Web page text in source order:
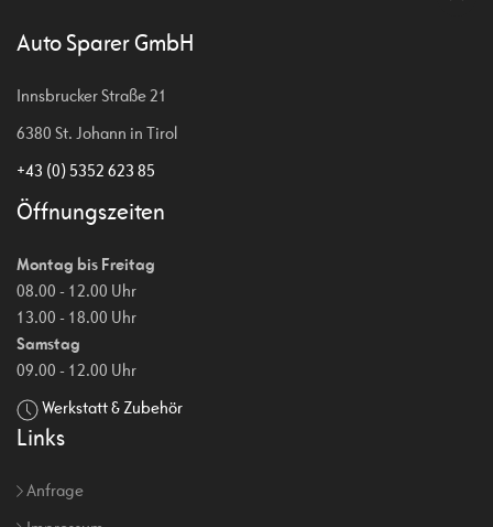
Auto Sparer GmbH
Innsbrucker Straße 21
6380 St. Johann in Tirol
+43 (0) 5352 623 85
Öffnungszeiten
Montag bis Freitag
08.00 - 12.00 Uhr
13.00 - 18.00 Uhr
Samstag
09.00 - 12.00 Uhr
Werkstatt & Zubehör
Links
Anfrage